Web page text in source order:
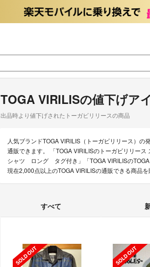
TOGA VIRILISの値下げア
出品時より値下げされたトーガビリリースの商品
人気ブランドTOGA VIRILIS（トーガビリリース）
通販できます。 「TOGA VIRILISのトーガビリリー
シャツ ロング タグ付き」「TOGA VIRILISの
現在2,000点以上のTOGA VIRILISの通販できる商品
すべて